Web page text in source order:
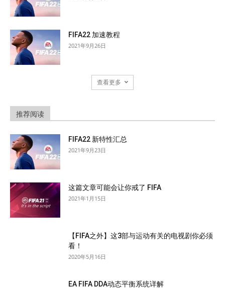
FIFA22 加速教程
2021年9月26日
查看更多
推荐阅读
FIFA22 新特性汇总
2021年9月23日
这篇文章可能会让你戒了 FIFA
2021年1月15日
【FIFA之外】这3部与运动有关的电视剧你必须
看！
2020年5月16日
EA FIFA DDA动态平衡系统详解